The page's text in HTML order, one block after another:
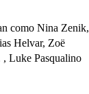
como Nina Zenik,
Helvar, Zoë
Luke Pasqualino